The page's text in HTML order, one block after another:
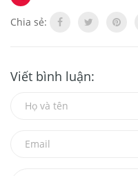
Chia sẻ:
Viết bình luận: